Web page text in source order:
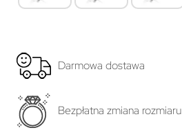
Darmowa dostawa
Bezpłatna zmiana rozmiaru